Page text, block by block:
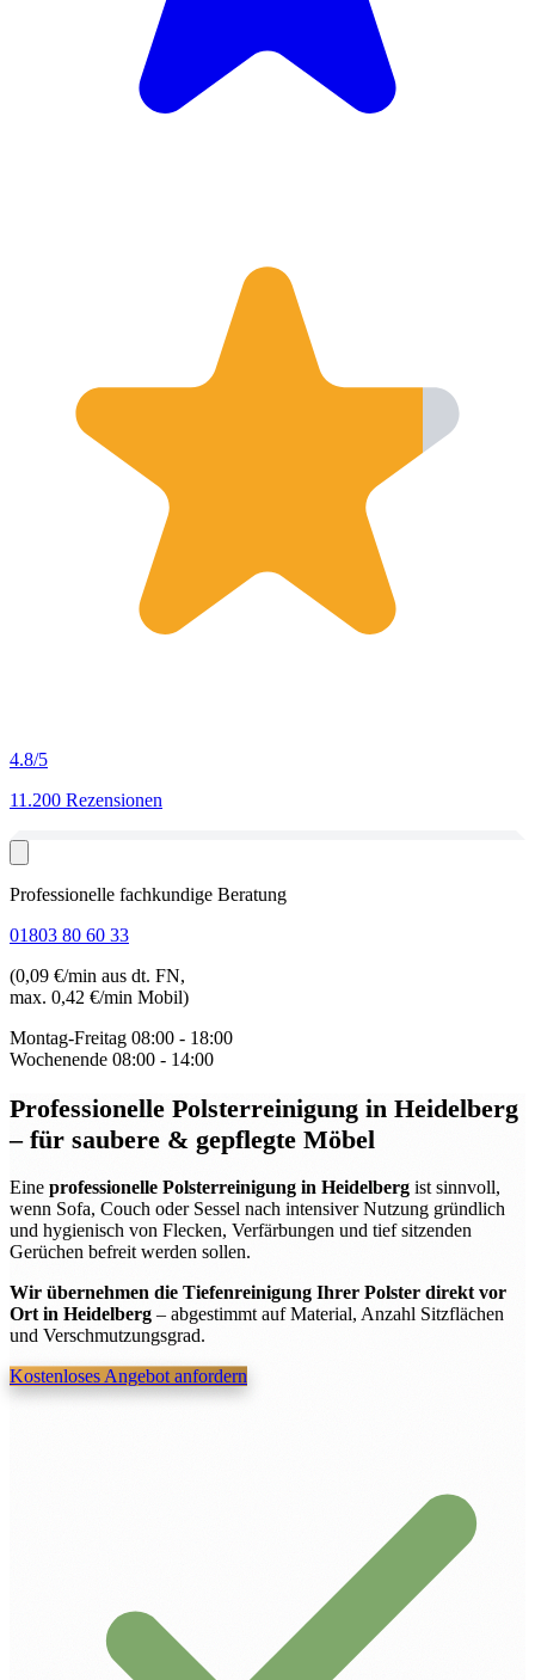
4.8/5
11.200 Rezensionen
Professionelle fachkundige Beratung
01803 80 60 33
(0,09 €/min aus dt. FN,
max. 0,42 €/min Mobil)
Montag-Freitag 08:00 - 18:00
Wochenende 08:00 - 14:00
Professionelle Polsterreinigung in Heidelberg
– für saubere & gepflegte Möbel
Eine professionelle Polsterreinigung in Heidelberg ist sinnvoll,
wenn Sofa, Couch oder Sessel nach intensiver Nutzung gründlich
und hygienisch von Flecken, Verfärbungen und tief sitzenden
Gerüchen befreit werden sollen.
Wir übernehmen die Tiefenreinigung Ihrer Polster direkt vor
Ort in Heidelberg– abgestimmt auf Material, Anzahl Sitzflächen
und Verschmutzungsgrad.
Kostenloses Angebot anfordern